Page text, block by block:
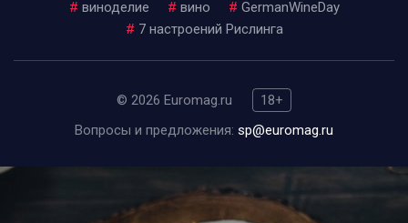
# виноделие # вино # GermanWineDay
# 7 настроений Рислинга
© 2026 Euromag.ru
18+
Вопросы и предложения: sp@euromag.ru